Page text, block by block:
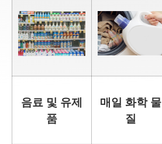
음료 및 유제
품
매일 화학 물
질